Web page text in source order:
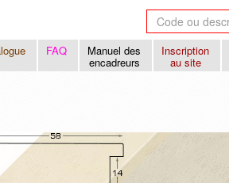
FAQ Manuel des
encadreurs
Inscription
au site